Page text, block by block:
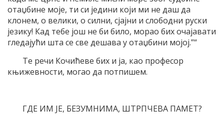
отаџбине моје, ти си једини који ми не даш да
клонем, о велики, о силни, сјајни и слободни руски
језику! Кад тебе још не би било, морао бих очајавати
гледајући шта се све дешава у отаџбини мојој.”“
Те речи Кочићеве бих и ја, као професор
књижевности, могао да потпишем.
ГДЕ ИМ ЈЕ, БЕЗУМНИМА, ШТРПЧЕВА ПАМЕТ?